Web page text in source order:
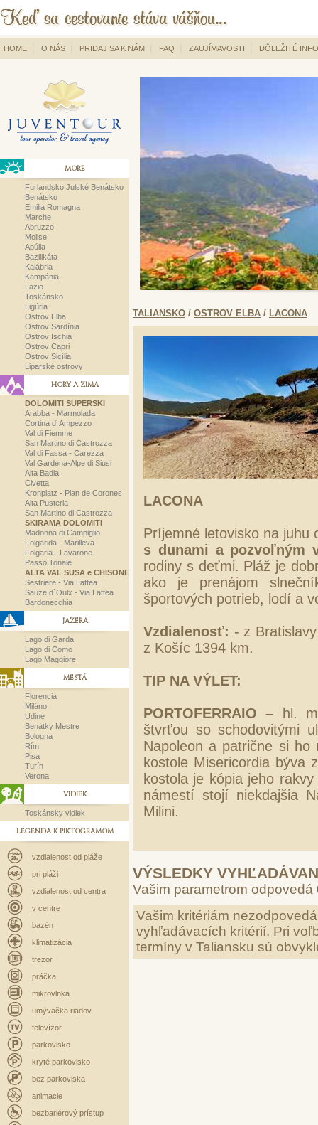
HOME O NÁS PRIDAJ SA K NÁM FAQ ZAUJÍMAVOSTI DÔLEŽITÉ
MORE
Furlandsko Julské Benátsko
Benátsko
Emilia Romagna
Marche
Abruzzo
Molise
Apúlia
Bazilikáta
Kalábria
Kampánia
Lazio
Toskánsko
Ligúria
Ostrov Elba
Ostrov Sardínia
Ostrov Ischia
Ostrov Capri
Ostrov Sicília
Liparské ostrovy
HORY A ZIMA
DOLOMITI SUPERSKI
Arabba - Marmolada
Cortina d´Ampezzo
Val di Fiemme
San Martino di Castrozza
Val di Fassa - Carezza
Val Gardena-Alpe di Siusi
Alta Badia
Civetta
Kronplatz - Plan de Corones
Alta Pusteria
San Martino di Castrozza
SKIRAMA DOLOMITI
Madonna di Campiglio
Folgarida - Marilleva
Folgaria - Lavarone
Passo Tonale
ALTA VAL SUSA e CHISONE
Sestriere - Via Lattea
Sauze d´Oulx - Via Lattea
Bardonecchia
JAZERÁ
Lago di Garda
Lago di Como
Lago Maggiore
MESTÁ
Florencia
Miláno
Udine
Benátky Mestre
Bologna
Rím
Pisa
Turín
Verona
VIDIEK
Toskánsky vidiek
LEGENDA K PIKTOGRAMOM
vzdialenost od pláže
pri pláži
vzdialenost od centra
v centre
bazén
klimatizácia
trezor
práčka
mikrovlnka
umývačka riadov
televízor
parkovisko
kryté parkovisko
bez parkoviska
animacie
bezbariérový prístup
TALIANSKO / OSTROV ELBA / LACONA
LACONA
Príjemné letovisko na juhu
s dunami a pozvoľným
rodiny s deťmi. Pláž je
ako je prenájom
športových potrieb, lodí a
Vzdialenosť: - z
z Košíc 1394 km.
TIP NA VÝLET:
PORTOFERRAIO – hl.
štvrťou so schodovitými
Napoleon a patrične si
kostole Misericordia býva
kostola je kópia jeho
námestí stojí niekdajšia
Milini.
VÝSLEDKY
Vašim parametrom odpovedá
Vašim kritériám
vyhľadávacích kritérií. Pri
termíny v Taliansku sú